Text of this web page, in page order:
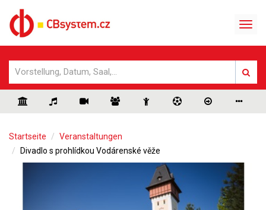
Startseite
Veranstaltungen
Divadlo s prohlídkou Vodárenské věže